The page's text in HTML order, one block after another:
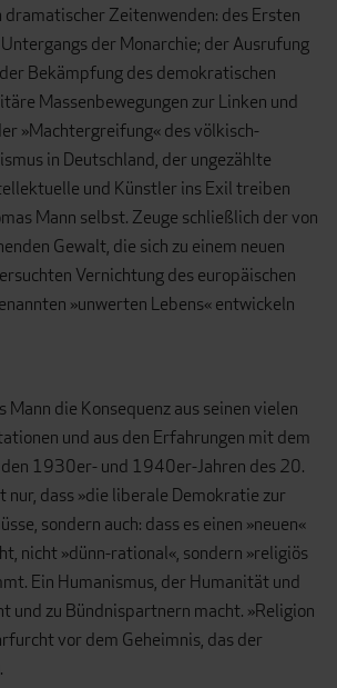
dramatischer Zeitenwenden: des Ersten
der Monarchie; der Ausrufung
Bekämpfung des demokratischen
Massenbewegungen zur Linken und
»Machtergreifung« des völkisch-
in Deutschland, der ungezählte
und Künstler ins Exil treiben
Mann selbst. Zeuge schließlich der von
Gewalt, die sich zu einem neuen
Vernichtung des europäischen
»unwerten Lebens« entwickeln
Mann die Konsequenz aus seinen vielen
und aus den Erfahrungen mit dem
1930er- und 1940er-Jahren des 20.
nur, dass »die liberale Demokratie zur
sondern auch: dass es einen »neuen«
nicht »dünn-rational«, sondern »religiös
Ein Humanismus, der Humanität und
und zu Bündnispartnern macht. »Religion
vor dem Geheimnis, das der